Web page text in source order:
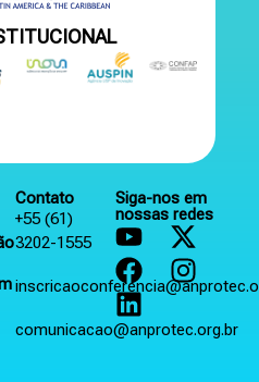
Contato
+55 (61)
3202-1555
comunicacao@anprotec.org.br
Siga-nos em
nossas redes